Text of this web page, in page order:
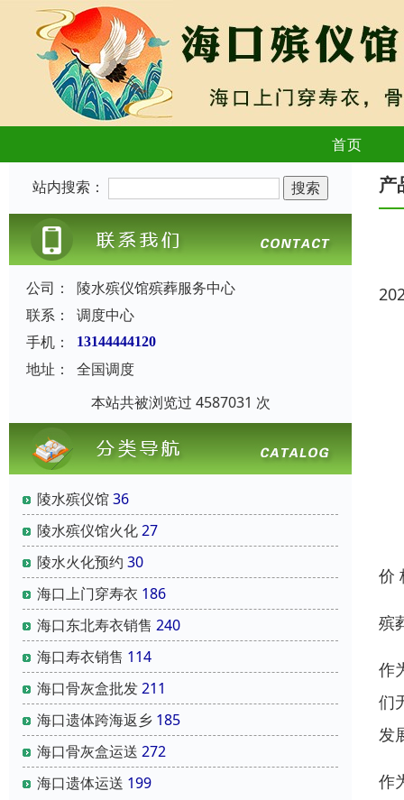
首页
站内搜索：
公司：
陵水殡仪馆殡葬服务中心
联系：
调度中心
手机：
13144444120
地址：
全国调度
本站共被浏览过 4587031 次
陵水殡仪馆36
陵水殡仪馆火化27
陵水火化预约 30
海口上门穿寿衣 186
海口东北寿衣销售 240
海口寿衣销售 114
海口骨灰盒批发211
海口遗体跨海返乡 185
海口骨灰盒运送 272
海口遗体运送 199
产
价
殡
作
们
发
作